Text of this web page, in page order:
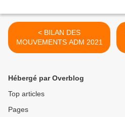
< BILAN DES
MOUVEMENTS ADM 2021
Hébergé par Overblog
Top articles
Pages